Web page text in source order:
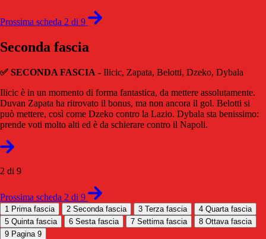
Prossima scheda 2 di 9
Seconda fascia
✅ SECONDA FASCIA - Ilicic, Zapata, Belotti, Dzeko, Dybala
Ilicic è in un momento di forma fantastica, da mettere assolutamente.
Duvan Zapata ha ritrovato il bonus, ma non ancora il gol. Belotti si
può mettere, così come Dzeko contro la Lazio. Dybala sta benissimo:
prende voti molto alti ed è da schierare contro il Napoli.
2 di 9
Prossima scheda 2 di 9
1 Prima fascia 2 Seconda fascia 3 Terza fascia 4 Quarta fascia
5 Quinta fascia 6 Sesta fascia 7 Settima fascia 8 Ottava fascia
9 Pagina 9